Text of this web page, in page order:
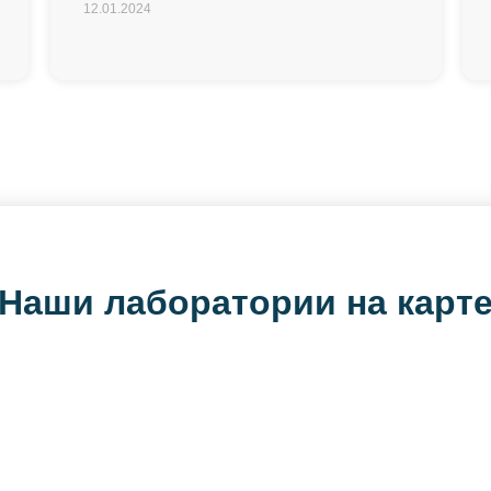
12.01.2024
Наши лаборатории на карте